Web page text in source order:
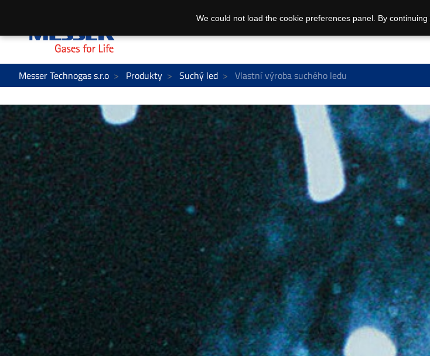
Messer Technogas s.r.o Produkty Suchý led Vlastní výroba suchého ledu
We could not load the cookie preferences panel. By continuing